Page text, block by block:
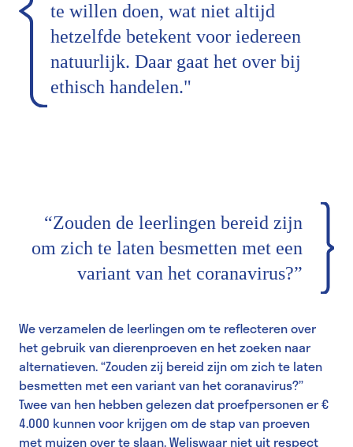
te willen doen, wat niet altijd
hetzelfde betekent voor iedereen
natuurlijk. Daar gaat het over bij
ethisch handelen."
“Zouden de leerlingen bereid zijn
om zich te laten besmetten met een
variant van het coranavirus?”
We verzamelen de leerlingen om te reflecteren over
het gebruik van dierenproeven en het zoeken naar
alternatieven. “Zouden zij bereid zijn om zich te laten
besmetten met een variant van het coranavirus?”
Twee van hen hebben gelezen dat proefpersonen er €
4.000 kunnen voor krijgen om de stap van proeven
met muizen over te slaan. Weliswaar niet uit respect